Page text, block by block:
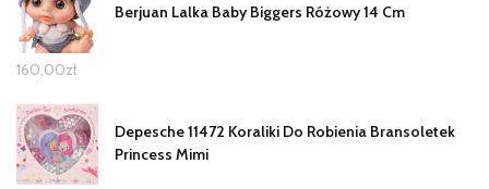
Berjuan Lalka Baby Biggers Różowy 14 Cm
160,00zł
Depesche 11472 Koraliki Do Robienia Bransoletek
Princess Mimi